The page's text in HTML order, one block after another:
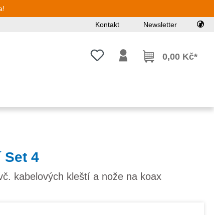
Kontakt Newsletter
Máte 0 položky v seznamu přání
0,00 Kč*
4
kabelových kleští a nože na koax